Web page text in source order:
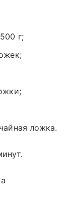
г;
ложка.